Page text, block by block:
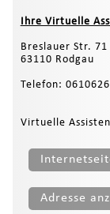
Ihre Virtuelle
Breslauer Str. 71
63110 Rodgau
Telefon:
Virtuelle
Adresse